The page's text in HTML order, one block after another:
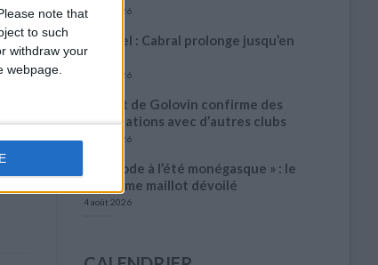
note that
to such
withdraw your
webpage.
5 août 2026
Officiel : Cabral prolonge jusqu’en
2031
5 août 2026
L’agent de Golovin confirme des
négociations avec d’autres clubs
4 août 2026
« Une ode à l’été monégasque » : le
troisième maillot dévoilé
4 août 2026